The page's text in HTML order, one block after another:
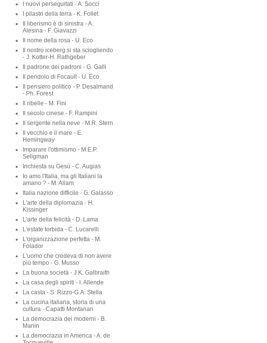
I nuovi perseguitati - A. Socci
I pilastri della terra - K. Follet
Il liberismo è di sinistra - A.
Alesina - F. Giavazzi
Il nome della rosa - U. Eco
Il nostro iceberg si sta sciogliendo
- J. Kotter-H. Rathgeber
Il padrone dei padroni - G. Galli
Il pendolo di Focault - U. Eco
Il pensiero politico - P. Desalmand
- Ph. Forest
Il ribelle - M. Fini
Il secolo cinese - F. Rampini
Il sergente nella neve - M.R. Stern
Il vecchio e il mare - E.
Hemingway
Imparare l'ottimismo - M.E.P.
Seligman
Inchiesta su Gesù - C. Augias
Io amo l'Italia, ma gli Italiani la
amano ? - M. Allam
Italia nazione difficile - G. Galasso
L'arte della diplomazia - H.
Kissinger
L'arte della felicità - D. Lama
L'estate torbida - C. Lucarelli
L'organizzazione perfetta - M.
Folador
L'uomo che credeva di non avere
più tempo - G. Musso
La buona società - J.K. Galbraith
La casa degli spiriti - I. Allende
La casta - S. Rizzo-G.A. Stella
La cucina italiana, storia di una
cultura - Capatti Montanari
La democrazia dei moderni - B.
Manin
La democrazia in America - A. de